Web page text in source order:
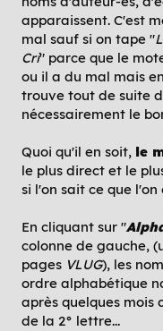
apparaissent. C'est
mal sauf si on tape "
Cri" parce que le
ou il a du mal mais
trouve tout de suite
nécessairement le
Quoi qu'il en soit, le
le plus direct et le
si l'on sait ce que
En cliquant sur "
colonne de gauche,
pages VLUG), les
ordre alphabétique
après quelques
de la 2° lettre...